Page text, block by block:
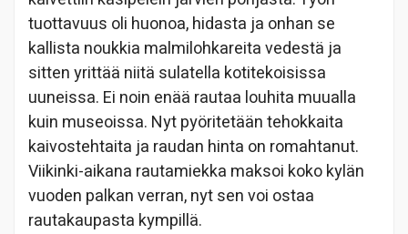
tuottavuus oli huonoa, hidasta ja onhan se
kallista noukkia malmilohkareita vedestä ja
sitten yrittää niitä sulatella kotitekoisissa
uuneissa. Ei noin enää rautaa louhita muualla
kuin museoissa. Nyt pyöritetään tehokkaita
kaivostehtaita ja raudan hinta on romahtanut.
Viikinki-aikana rautamiekka maksoi koko kylän
vuoden palkan verran, nyt sen voi ostaa
rautakaupasta kympillä.